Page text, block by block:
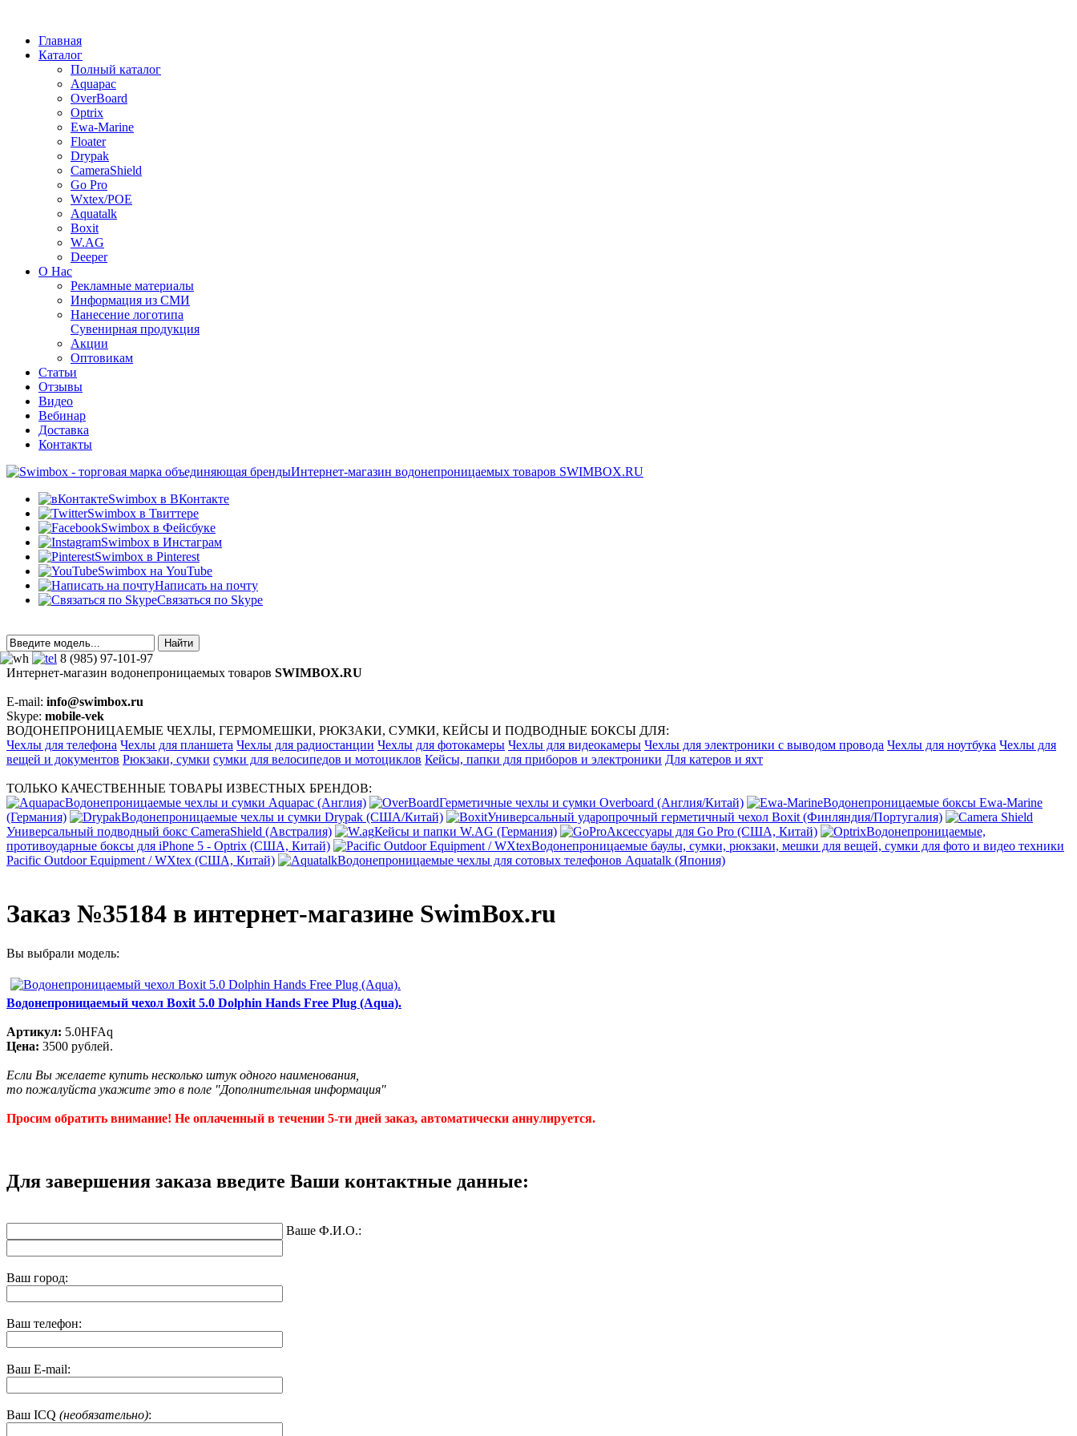
Главная
Каталог
Полный каталог
Aquapac
OverBoard
Optrix
Ewa-Marine
Floater
Drypak
CameraShield
Go Pro
Wxtex/POE
Aquatalk
Boxit
W.AG
Deeper
О Нас
Рекламные материалы
Информация из СМИ
Нанесение логотипа
Сувенирная продукция
Акции
Оптовикам
Статьи
Отзывы
Видео
Вебинар
Доставка
Контакты
Интернет-магазин водонепроницаемых товаров SWIMBOX.RU
Swimbox в ВКонтакте
Swimbox в Твиттере
Swimbox в Фейсбуке
Swimbox в Инстаграм
Swimbox в Pinterest
Swimbox на YouTube
Написать на почту
Связаться по Skype
8 (985) 97-101-97
Интернет-магазин водонепроницаемых товаров SWIMBOX.RU
E-mail: info@swimbox.ru
Skype: mobile-vek
ВОДОНЕПРОНИЦАЕМЫЕ ЧЕХЛЫ, ГЕРМОМЕШКИ, РЮКЗАКИ, СУМКИ, КЕЙСЫ И ПОДВОДНЫЕ БОКСЫ ДЛЯ:
Чехлы для телефона Чехлы для планшета Чехлы для радиостанции Чехлы для фотокамеры Чехлы для видеокамеры Чехлы для электроники с выводом провода Чехлы для ноутбука Чехлы для
вещей и документов Рюкзаки, сумки сумки для велосипедов и мотоциклов Кейсы, папки для приборов и электроники Для катеров и яхт
ТОЛЬКО КАЧЕСТВЕННЫЕ ТОВАРЫ ИЗВЕСТНЫХ БРЕНДОВ:
Водонепроницаемые чехлы и сумки Aquapac (Англия)
Герметичные чехлы и сумки Overboard (Англия/Китай)
Водонепроницаемые боксы Ewa-Marine
(Германия)
Водонепроницаемые чехлы и сумки Drypak (США/Китай)
Универсальный ударопрочный герметичный чехол Boxit (Финляндия/Португалия)
Универсальный подводный бокс CameraShield (Австралия)
Кейсы и папки W.AG (Германия) Аксессуары для Go Pro (США, Китай)
Водонепроницаемые,
противоударные боксы для iPhone 5 - Optrix (США, Китай)
Водонепроницаемые баулы, сумки, рюкзаки, мешки для вещей, сумки для фото и видео техники
Pacific Outdoor Equipment / WXtex (США, Китай)
Водонепроницаемые чехлы для сотовых телефонов Aquatalk (Япония)
Заказ №35184 в интернет-магазине SwimBox.ru
Вы выбрали модель:
Водонепроницаемый чехол Boxit 5.0 Dolphin Hands Free Plug (Aqua).
Артикул: 5.0HFAq
Цена: 3500 рублей.
Если Вы желаете купить несколько штук одного наименования,
то пожалуйста укажите это в поле "Дополнительная информация"
Просим обратить внимание! Не оплаченный в течении 5-ти дней заказ, автоматически аннулируется.
Для завершения заказа введите Ваши контактные данные:
Ваше Ф.И.О.:
Ваш город:
Ваш телефон:
Ваш E-mail:
Ваш ICQ (необязательно):